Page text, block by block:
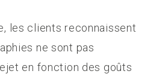
les clients reconnaissent
ne sont pas
en fonction des goûts